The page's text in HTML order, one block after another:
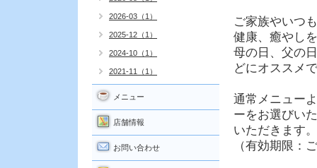
ご家族やいつ
健康、癒やし
母の日、父の
どにオススメ
通常メニュー
ーをお選びい
いただきます。
（有効期限：
2026-03（1）
2025-12（1）
2024-10（1）
2021-11（1）
メニュー
店舗情報
お問い合わせ